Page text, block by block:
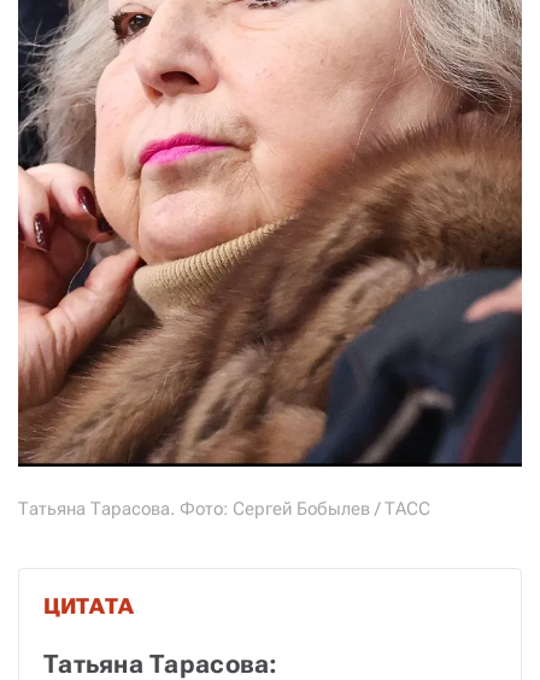
Татьяна Тарасова. Фото: Сергей Бобылев / ТАСС
ЦИТАТА
Татьяна Тарасова: